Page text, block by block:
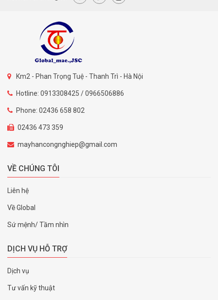
Km2 - Phan Trọng Tuệ - Thanh Trì - Hà Nội
Hotline: 0913308425 / 0966506886
Phone: 02436 658 802
02436 473 359
mayhancongnghiep@gmail.com
VỀ CHÚNG TÔI
Liên hệ
Về Global
Sứ mệnh/ Tầm nhìn
DỊCH VỤ HỖ TRỢ
Dịch vụ
Tư vấn kỹ thuật